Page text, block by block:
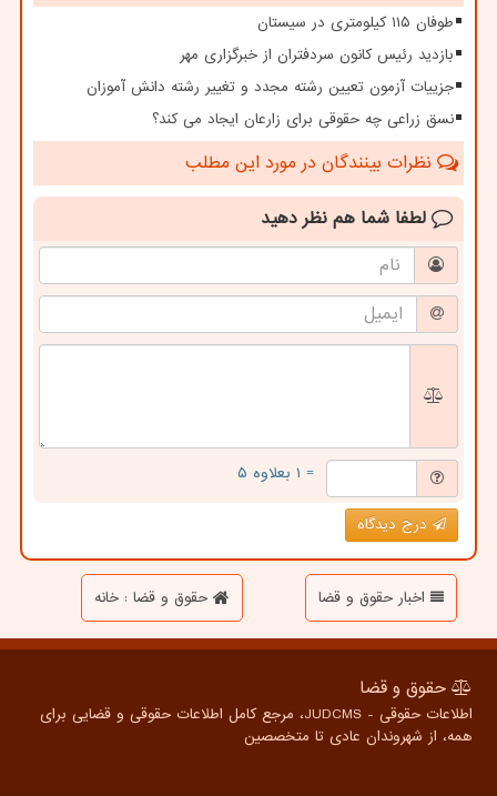
طوفان ۱۱۵ کیلومتری در سیستان
بازدید رئیس کانون سردفتران از خبرگزاری مهر
جزییات آزمون تعیین رشته مجدد و تغییر رشته دانش آموزان
نسق زراعی چه حقوقی برای زارعان ایجاد می کند؟
نظرات بینندگان در مورد این مطلب
لطفا شما هم نظر دهید
= ۱ بعلاوه ۵
درج دیدگاه
اخبار حقوق و قضا حقوق و قضا : خانه
حقوق و قضا
اطلاعات حقوقی - JUDCMS، مرجع کامل اطلاعات حقوقی و قضایی برای
همه، از شهروندان عادی تا متخصصین